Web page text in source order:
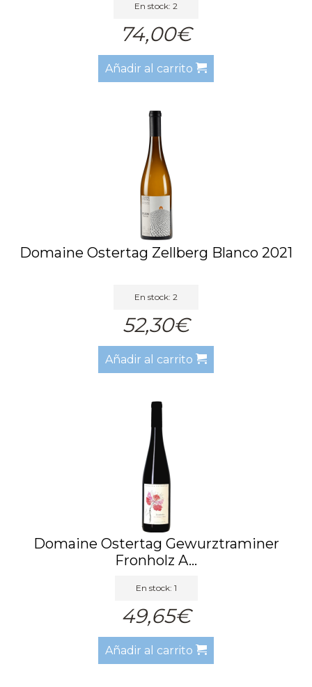
En stock: 2
74,00€
Añadir al carrito
Domaine Ostertag Zellberg Blanco 2021
En stock: 2
52,30€
Añadir al carrito
Domaine Ostertag Gewurztraminer
Fronholz A...
En stock: 1
49,65€
Añadir al carrito